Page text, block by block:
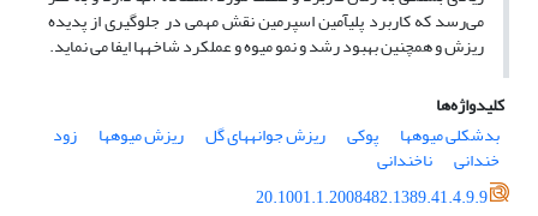
می‌رسد که کاربرد پلی‎آمین اسپرمین نقش مهمی در جلوگیری از پدیده
ریزش و همچنین بهبود رشد و نمو میوه و عملکرد شاخه‎ها ایفا می نماید.
کلیدواژه‌ها
بدشکلی میوه‎ها
پوکی ریزش جوانه‎های گل ریزش میوه‎ها زود
خندانی
ناخندانی
20.1001.1.2008482.1389.41.4.9.9